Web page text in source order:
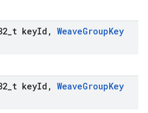
t keyId , WeaveGroupKey
t keyId , WeaveGroupKey